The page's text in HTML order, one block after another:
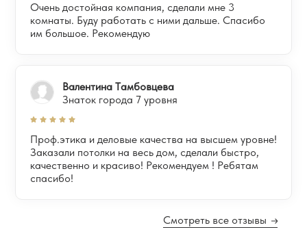
Очень достойная компания, сделали мне 3
комнаты. Буду работать с ними дальше. Спасибо
им большое. Рекомендую
Валентина Тамбовцева
Знаток города 7 уровня
Проф.этика и деловые качества на высшем уровне!
Заказали потолки на весь дом, сделали быстро,
качественно и красиво! Рекомендуем ! Ребятам
спасибо!
Смотреть все отзывы